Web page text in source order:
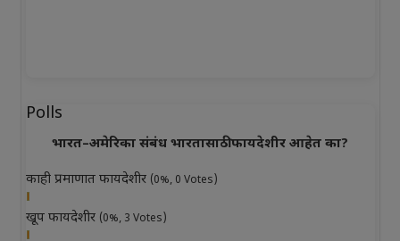
Polls
भारत–अमेरिका संबंध भारतासाठी फायदेशीर आहेत का?
काही प्रमाणात फायदेशीर (0%, 0 Votes)
खूप फायदेशीर (0%, 3 Votes)